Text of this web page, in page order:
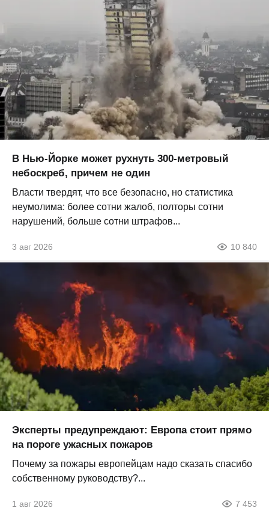
В Нью-Йорке может рухнуть 300-метровый
небоскреб, причем не один
Власти твердят, что все безопасно, но статистика
неумолима: более сотни жалоб, полторы сотни
нарушений, больше сотни штрафов...
3 авг 2026 10 840
Эксперты предупреждают: Европа стоит прямо
на пороге ужасных пожаров
Почему за пожары европейцам надо сказать спасибо
собственному руководству?...
1 авг 2026 7 453